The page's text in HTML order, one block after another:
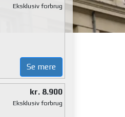
Eksklusiv forbrug
Se mere
kr. 8.900
Eksklusiv forbrug